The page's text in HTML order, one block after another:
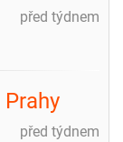
před týdnem
před týdnem